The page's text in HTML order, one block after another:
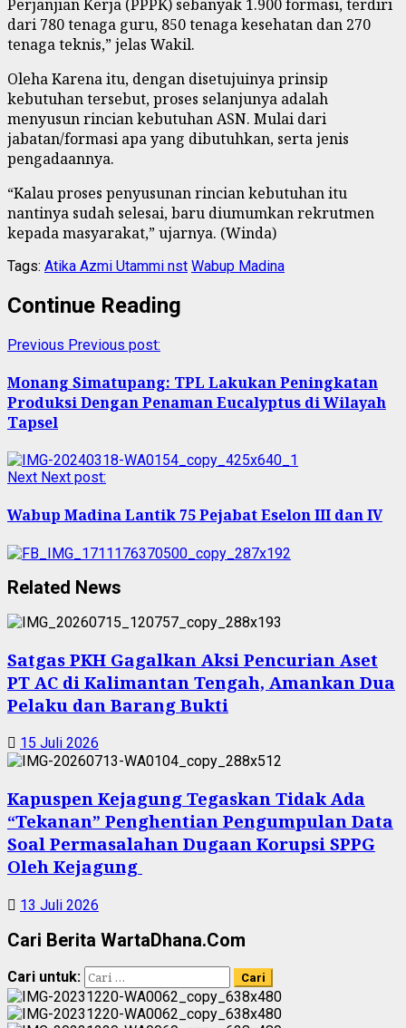
Perjanjian Kerja (PPPK) sebanyak 1.900 formasi, terdiri
dari 780 tenaga guru, 850 tenaga kesehatan dan 270
tenaga teknis,” jelas Wakil.
Oleha Karena itu, dengan disetujuinya prinsip
kebutuhan tersebut, proses selanjunya adalah
menyusun rincian kebutuhan ASN. Mulai dari
jabatan/formasi apa yang dibutuhkan, serta jenis
pengadaannya.
“Kalau proses penyusunan rincian kebutuhan itu
nantinya sudah selesai, baru diumumkan rekrutmen
kepada masyarakat,” ujarnya. (Winda)
Tags: Atika Azmi Utammi nst Wabup Madina
Continue Reading
Previous Previous post:
Monang Simatupang: TPL Lakukan Peningkatan
Produksi Dengan Penaman Eucalyptus di Wilayah
Tapsel
Next Next post:
Wabup Madina Lantik 75 Pejabat Eselon III dan IV
Related News
Satgas PKH Gagalkan Aksi Pencurian Aset
PT AC di Kalimantan Tengah, Amankan Dua
Pelaku dan Barang Bukti
15 Juli 2026
Kapuspen Kejagung Tegaskan Tidak Ada
“Tekanan” Penghentian Pengumpulan Data
Soal Permasalahan Dugaan Korupsi SPPG
Oleh Kejagung
13 Juli 2026
Cari Berita WartaDhana.Com
Cari untuk: